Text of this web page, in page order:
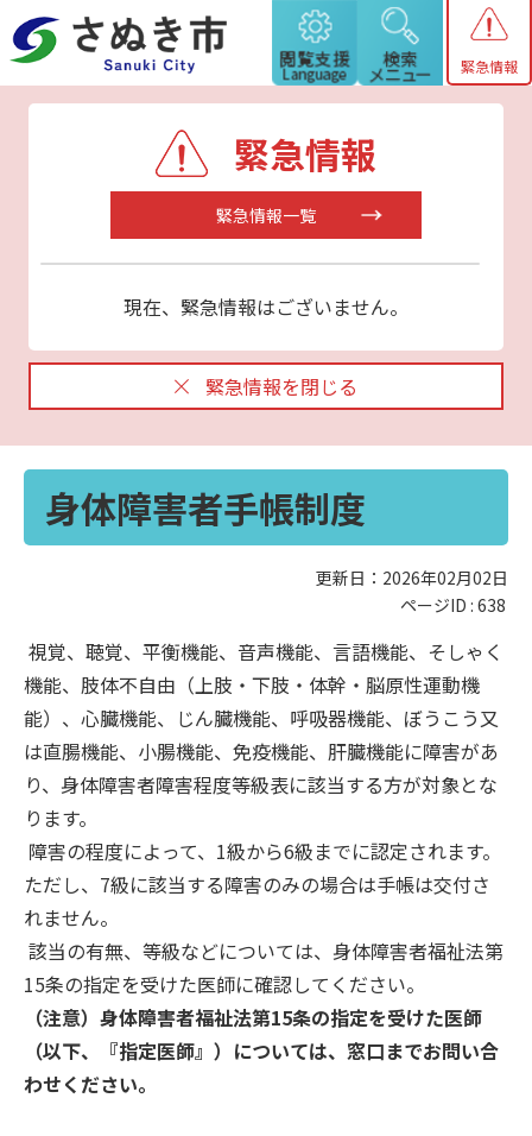
緊急情報
緊急情報
緊急情報一覧
現在、緊急情報はございません。
緊急情報を閉じる
身体障害者手帳制度
更新日：2026年02月02日
ページID : 638
視覚、聴覚、平衡機能、音声機能、言語機能、そしゃく
機能、肢体不自由（上肢・下肢・体幹・脳原性運動機
能）、心臓機能、じん臓機能、呼吸器機能、ぼうこう又
は直腸機能、小腸機能、免疫機能、肝臓機能に障害があ
り、身体障害者障害程度等級表に該当する方が対象とな
ります。
障害の程度によって、1級から6級までに認定されます。
ただし、7級に該当する障害のみの場合は手帳は交付さ
れません。
該当の有無、等級などについては、身体障害者福祉法第
15条の指定を受けた医師に確認してください。
（注意）身体障害者福祉法第15条の指定を受けた医師
（以下、『指定医師』）については、窓口までお問い合
わせください。